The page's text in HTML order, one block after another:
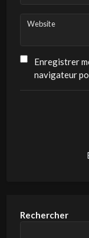
Website
Enregistrer
navigateur
Rechercher